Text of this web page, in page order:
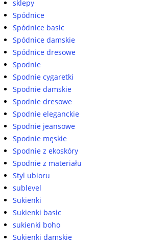
sklepy
Spódnice
Spódnice basic
Spódnice damskie
Spódnice dresowe
Spodnie
Spodnie cygaretki
Spodnie damskie
Spodnie dresowe
Spodnie eleganckie
Spodnie jeansowe
Spodnie męskie
Spodnie z ekoskóry
Spodnie z materiału
Styl ubioru
sublevel
Sukienki
Sukienki basic
sukienki boho
Sukienki damskie